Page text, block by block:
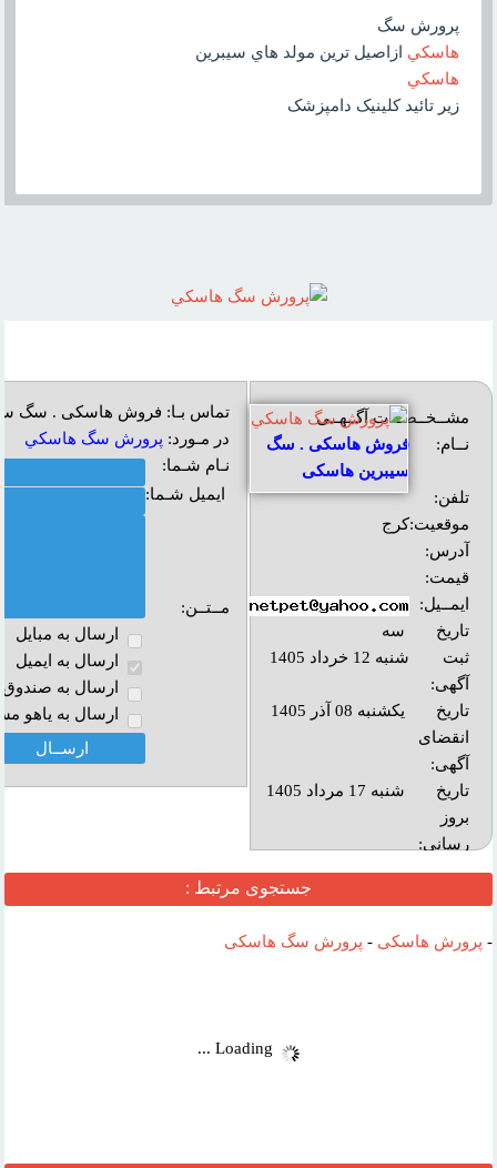
پرورش سگ
هاسکي ازاصيل ترين مولد هاي سيبرين
هاسکي
زير تائيد کلينيک دامپزشک
مشــخــصــات آگــهــی
نــام:
فروش هاسکی . سگ
سیبرین هاسکی
تلفن:
موقعیت:کرج
آدرس:
قیمت:
ایمــیل:
تاریخ
ثبت
آگهی:
سه
شنبه 12 خرداد 1405
تاریخ
انقضای
آگهی:
یکشنبه 08 آذر 1405
تاريخ
بروز
رساني:
شنبه 17 مرداد 1405
وب :‌
تماس بـا: فروش هاسکی . سگ
در مـورد: پرورش سگ هاسکي
نـام شـما:
ایمیل شـما:
مــتــن:
ارسال به مبايل
ارسال به ايميل
ارسال به صندوق
ارسال به ياهو
جستجوی مرتبط :
- پرورش هاسکی - پرورش سگ هاسکی